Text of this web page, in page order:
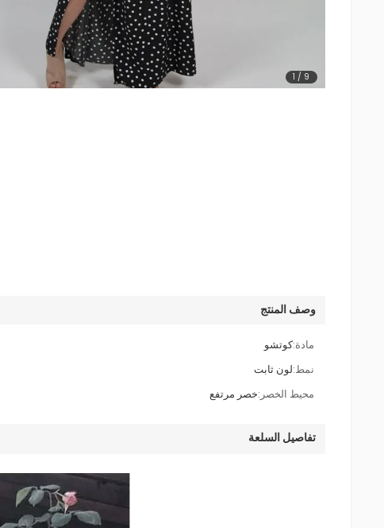
1 / 9
وصف المنتج
مادة:كوتشو
نمط:لون ثابت
محيط الخصر:خصر مرتفع
تفاصيل السلعة